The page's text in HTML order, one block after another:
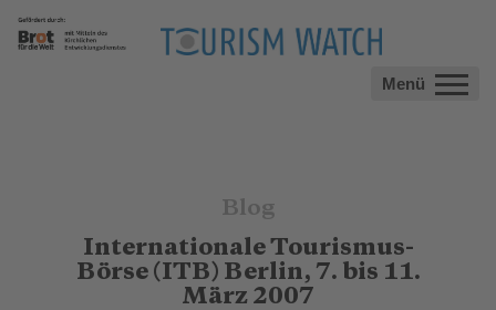
Menü
Blog
Internationale Tourismus-
Börse (ITB) Berlin, 7. bis 11.
März 2007